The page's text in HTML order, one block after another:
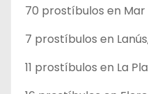
70 prostíbulos en
7 prostíbulos en
11 prostíbulos en La